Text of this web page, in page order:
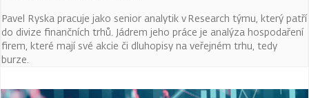
Pavel Ryska pracuje jako senior analytik v Research týmu, který patří
do divize finančních trhů. Jádrem jeho práce je analýza hospodaření
firem, které mají své akcie či dluhopisy na veřejném trhu, tedy
burze.